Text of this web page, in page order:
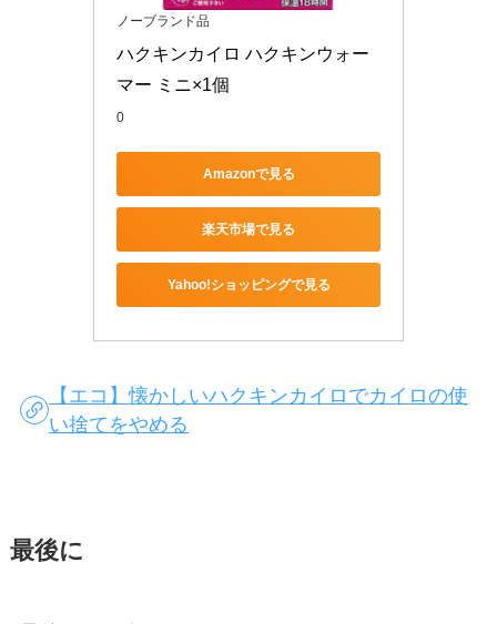
ノーブランド品
ハクキンカイロ ハクキンウォー
マー ミニ×1個
0
Amazonで見る
楽天市場で見る
Yahoo!ショッピングで見る
【エコ】懐かしいハクキンカイロでカイロの使
い捨てをやめる
最後に